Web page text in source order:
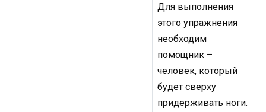
Для выполнения
этого упражнения
необходим
помощник –
человек, который
будет сверху
придерживать ноги.